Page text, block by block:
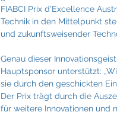
FIABCI Prix d’Excellence
Technik in den Mittelpunkt
und zukunftsweisender
Genau dieser
Hauptsponsor unterstützt:
sie durch den geschickten
Der Prix trägt durch die
für weitere Innovationen und